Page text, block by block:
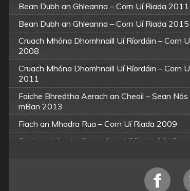
Bean Dubh an Ghleanna – Corn Uí Riada 2011
Bean Dubh an Ghleanna – Corn Uí Riada 2015
Cruach Mhóna Dhomhnaill Uí Ríordáin – Corn
2008
Cruach Mhóna Dhomhnaill Uí Ríordáin – Corn
2011
Faiche Bhreátha Aerach an Cheoil – Sean Nós
mBan 2013
Fiach an Mhadra Rua – Corn Uí Riada 2009
Fiach an Mhadra Rua – Corn Uí Riada 2015
Maidin Luan Cásca – Corn Uí Riada 2016